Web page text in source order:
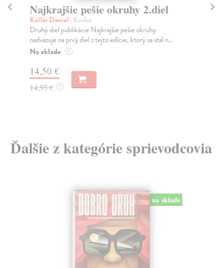
Najkrajšie pešie okruhy 2.diel
Kollár Daniel | Kniha
Druhý diel publikácie Najkrajšie pešie okruhy
nadväzuje na prvý diel z tejto edície, ktorý sa stal n...
Na sklade ?
14,50 €
14,95 € ?
Ďalšie z kategórie sprievodcovia
na sklade